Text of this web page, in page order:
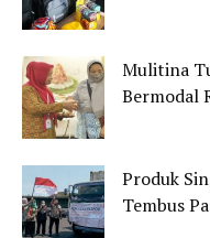
Mulitina
Bermodal
Produk
Tembus